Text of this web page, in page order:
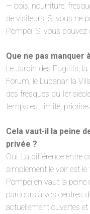
— bois, nourriture,
de visiteurs. Si vous ne
Pompéi. Si vous pouvez
Que ne pas manquer
Le Jardin des Fugitifs,
Forum, le Lupanar, la
des fresques du Ier
temps est limité,
Cela vaut-il la peine
privée ?
Oui. La différence entre
simplement le voir est
Pompéi en vaut la peine
parcours à vos centres
actuellement ouvertes